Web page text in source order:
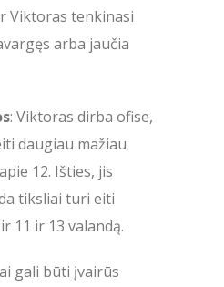
Viktoras tenkinasi
arba jaučia
: Viktoras dirba ofise,
daugiau mažiau
12. Išties, jis
tiksliai turi eiti
11 ir 13 valandą.
gali būti įvairūs